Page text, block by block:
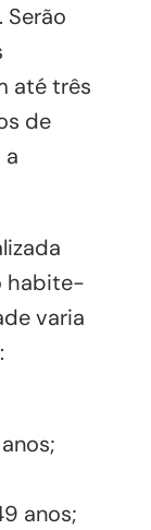
Serão
até três
de
a
habite-
varia
anos;